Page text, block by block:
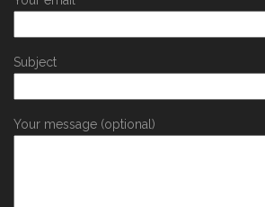
Subject
Your message (optional)